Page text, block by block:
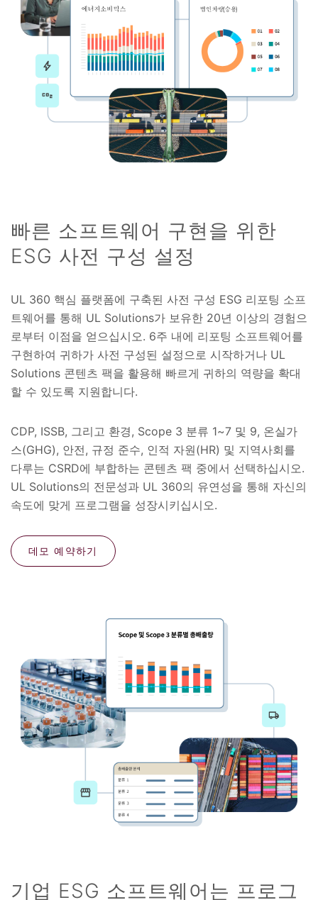
빠른 소프트웨어 구현을 위한
ESG 사전 구성 설정
UL 360 핵심 플랫폼에 구축된 사전 구성 ESG 리포팅 소프
트웨어를 통해 UL Solutions가 보유한 20년 이상의 경험으
로부터 이점을 얻으십시오. 6주 내에 리포팅 소프트웨어를
구현하여 귀하가 사전 구성된 설정으로 시작하거나 UL
Solutions 콘텐츠 팩을 활용해 빠르게 귀하의 역량을 확대
할 수 있도록 지원합니다.
CDP, ISSB, 그리고 환경, Scope 3 분류 1~7 및 9, 온실가
스(GHG), 안전, 규정 준수, 인적 자원(HR) 및 지역사회를
다루는 CSRD에 부합하는 콘텐츠 팩 중에서 선택하십시오.
UL Solutions의 전문성과 UL 360의 유연성을 통해 자신의
속도에 맞게 프로그램을 성장시키십시오.
데모 예약하기
기업 ESG 소프트웨어는 프로그